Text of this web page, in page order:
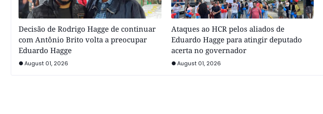
Decisão de Rodrigo Hagge de continuar
com Antônio Brito volta a preocupar
Eduardo Hagge
August 01, 2026
Ataques ao HCR pelos aliados de
Eduardo Hagge para atingir deputado
acerta no governador
August 01, 2026